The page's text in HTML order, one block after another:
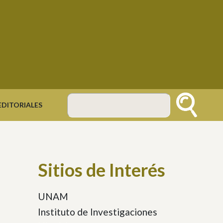
Buscar
Sitios de Interés
UNAM
Instituto de Investigaciones